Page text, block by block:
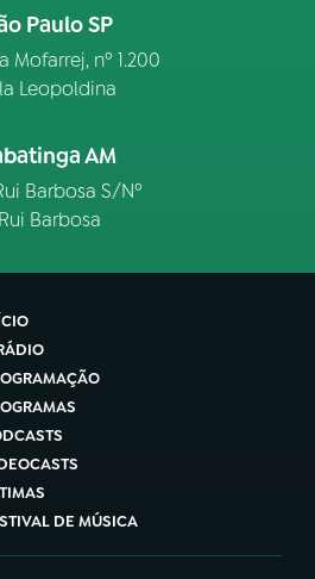
Paulo SP
Mofarrej, nº 1.200
Leopoldina
AM
Barbosa S/Nº
Rui Barbosa
DE MÚSICA